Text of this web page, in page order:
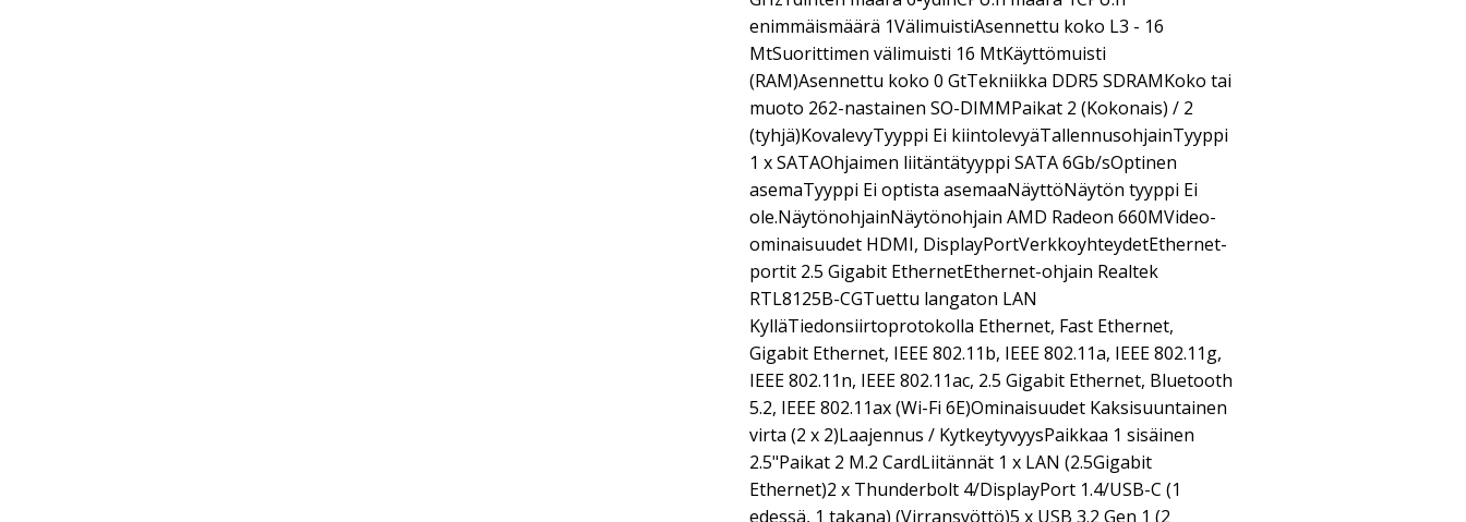
enimmäismäärä 1VälimuistiAsennettu koko L3 - 16
MtSuorittimen välimuisti 16 MtKäyttömuisti
(RAM)Asennettu koko 0 GtTekniikka DDR5 SDRAMKoko tai
muoto 262-nastainen SO-DIMMPaikat 2 (Kokonais) / 2
(tyhjä)KovalevyTyyppi Ei kiintolevyäTallennusohjainTyyppi
1 x SATAOhjaimen liitäntätyyppi SATA 6Gb/sOptinen
asemaTyyppi Ei optista asemaaNäyttöNäytön tyyppi Ei
ole.NäytönohjainNäytönohjain AMD Radeon 660MVideo-
ominaisuudet HDMI, DisplayPortVerkkoyhteydetEthernet-
portit 2.5 Gigabit EthernetEthernet-ohjain Realtek
RTL8125B-CGTuettu langaton LAN
KylläTiedonsiirtoprotokolla Ethernet, Fast Ethernet,
Gigabit Ethernet, IEEE 802.11b, IEEE 802.11a, IEEE 802.11g,
IEEE 802.11n, IEEE 802.11ac, 2.5 Gigabit Ethernet, Bluetooth
5.2, IEEE 802.11ax (Wi-Fi 6E)Ominaisuudet Kaksisuuntainen
virta (2 x 2)Laajennus / KytkeytyvyysPaikkaa 1 sisäinen
2.5"Paikat 2 M.2 CardLiitännät 1 x LAN (2.5Gigabit
Ethernet)2 x Thunderbolt 4/DisplayPort 1.4/USB-C (1
edessä, 1 takana) (Virransyöttö)5 x USB 3.2 Gen 1 (2